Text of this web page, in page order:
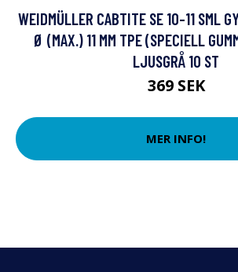
WEIDMÜLLER CABTITE SE 10-11 SML
Ø (MAX.) 11 MM TPE (SPECIELL
LJUSGRÅ 10 ST
369 SEK
MER INFO!